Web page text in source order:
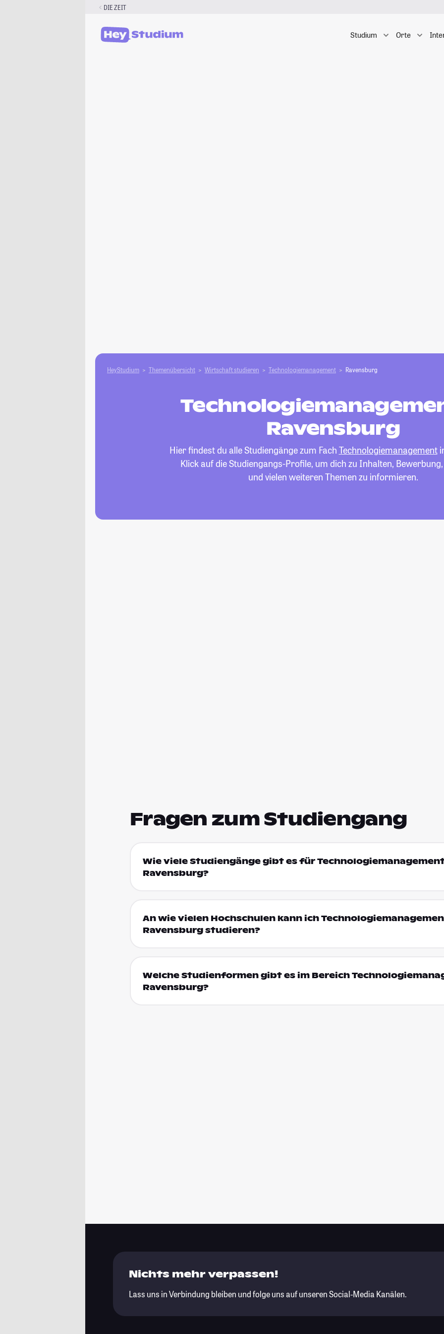
DIE ZEIT
Studium Orte
HeyStudium Themenübersicht Wirtschaft studieren Technologiemanagement Ravensburg
Ravensburg
Hier findest du alle Studiengänge zum Fach Technologiemanagement
Klick auf die Studiengangs-Profile, um dich zu Inhalten,
und vielen weiteren Themen zu informieren.
Fragen zum Studiengang
Wie viele Studiengänge gibt es für
Ravensburg?
An wie vielen Hochschulen kann ich
Ravensburg studieren?
Welche Studienformen gibt es im Bereich
Ravensburg?
Nichts mehr verpassen!
Lass uns in Verbindung bleiben und folge uns auf unseren Social-Media Kanälen.